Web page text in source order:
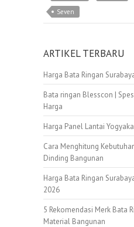
Seven
ARTIKEL TERBARU
Harga Bata Ringan
Bata ringan Blesscon |
Harga
Harga Panel Lantai
Cara Menghitung
Dinding Bangunan
Harga Bata Ringan
2026
5 Rekomendasi Merk Bata
Material Bangunan